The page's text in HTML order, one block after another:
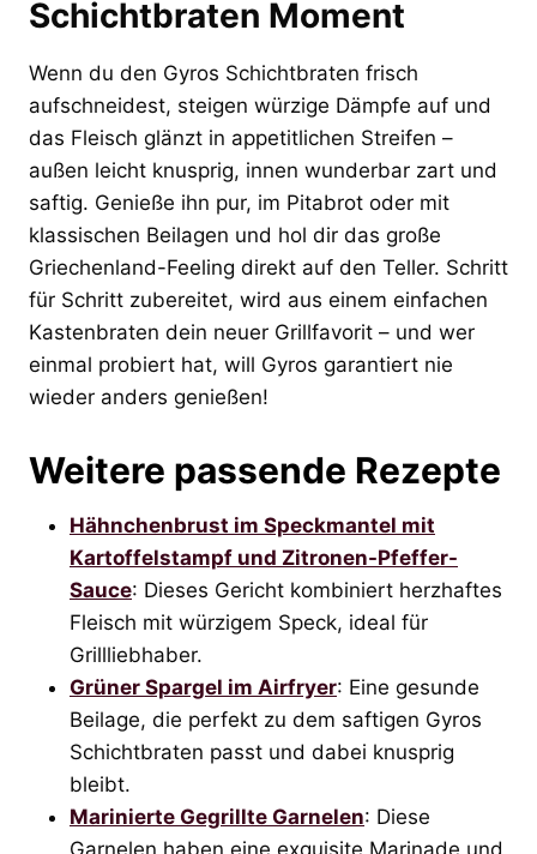
Schichtbraten Moment
Wenn du den Gyros Schichtbraten frisch
aufschneidest, steigen würzige Dämpfe auf und
das Fleisch glänzt in appetitlichen Streifen –
außen leicht knusprig, innen wunderbar zart und
saftig. Genieße ihn pur, im Pitabrot oder mit
klassischen Beilagen und hol dir das große
Griechenland-Feeling direkt auf den Teller. Schritt
für Schritt zubereitet, wird aus einem einfachen
Kastenbraten dein neuer Grillfavorit – und wer
einmal probiert hat, will Gyros garantiert nie
wieder anders genießen!
Weitere passende Rezepte
Hähnchenbrust im Speckmantel mit
Kartoffelstampf und Zitronen-Pfeffer-
Sauce: Dieses Gericht kombiniert herzhaftes
Fleisch mit würzigem Speck, ideal für
Grillliebhaber.
Grüner Spargel im Airfryer: Eine gesunde
Beilage, die perfekt zu dem saftigen Gyros
Schichtbraten passt und dabei knusprig
bleibt.
Marinierte Gegrillte Garnelen: Diese
Garnelen haben eine exquisite Marinade und